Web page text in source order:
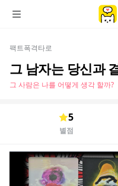
팩트폭격타로
그 남자는 당신과
그 사람은 나를 어떻게 생각 할까?
5
별점